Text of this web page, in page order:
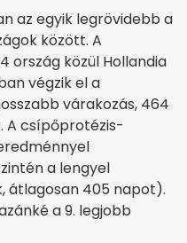
az egyik legrövidebb a
között. A
ország közül Hollandia
végzik el a
várakozás, 464
A csípőprotézis-
a lengyel
átlagosan 405 napot).
a 9. legjobb